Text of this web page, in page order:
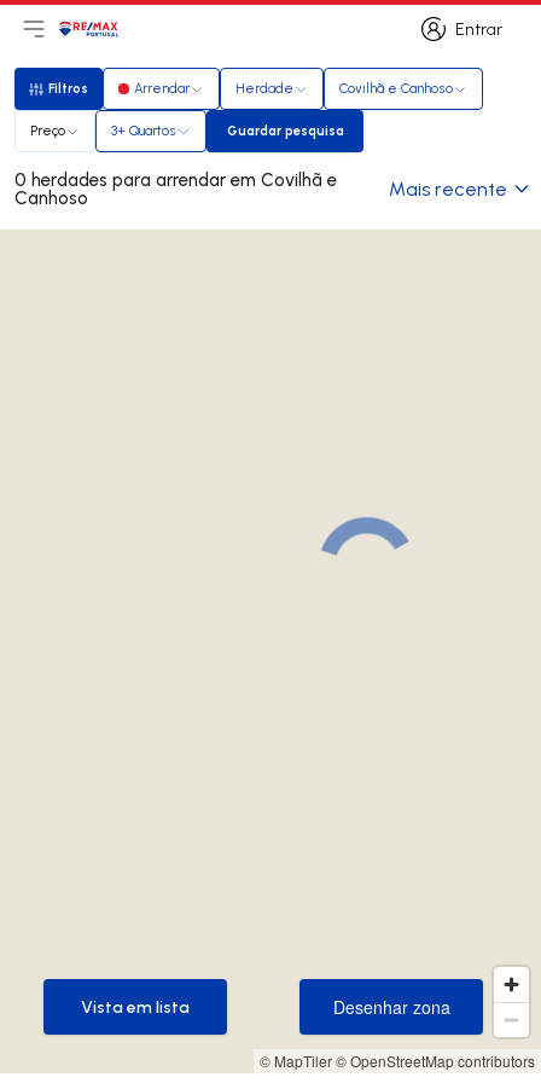
Entrar
Entrar
Abri menu principal
LogoIr para página inicial
Filtros
Filtros Arrendar Herdade Covilhã e Canhoso
Preço 3+ Quartos Guardar pesquisa
Guardar pesquisa
0 herdades para arrendar em Covilhã e
Canhoso Mais recente
© MapTiler© OpenStreetMap contributors
Desenhar zona
Desenhar zona
Vista em lista
Vista em lista